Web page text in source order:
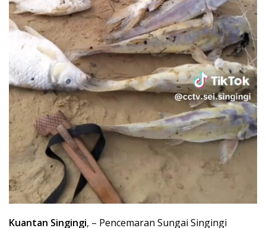
Kuantan Singingi, – Pencemaran Sungai Singingi